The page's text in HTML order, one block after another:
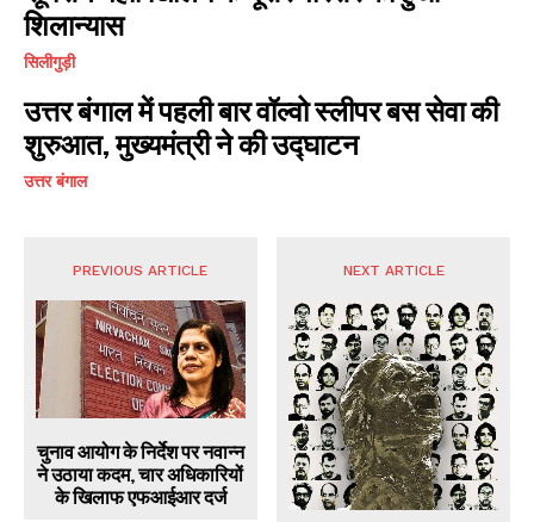
शिलान्यास
सिलीगुड़ी
उत्तर बंगाल में पहली बार वॉल्वो स्लीपर बस सेवा की
शुरुआत, मुख्यमंत्री ने की उद्घाटन
उत्तर बंगाल
PREVIOUS ARTICLE
चुनाव आयोग के निर्देश पर नवान्न
ने उठाया कदम, चार अधिकारियों
के खिलाफ एफआईआर दर्ज
NEXT ARTICLE